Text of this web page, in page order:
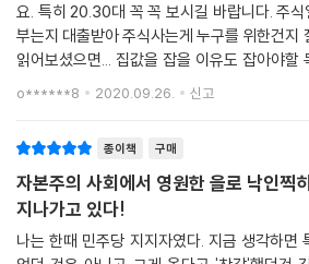
요. 특히 20.30대 꼭 꼭 보시길 바랍니다. 주식
부는지 대출받아 주식사는게 누구를 위한건지
읽어보셨으면... 집값을 잡을 이유도 잡아야할 목적도 없다는걸 정말 조목
조목 팩폭 해주셨죠 진짜 쏙쏙 이해됩니다.!!! 작가님 돈많이 버셔서 또 책
o******8 2020.09.26. 신고
종이책 구매
자본주의 사회에서 영원한 을로 낙인찍
지나가고 있다!
나는 한때 민주당 지지자였다. 지금 생각하면